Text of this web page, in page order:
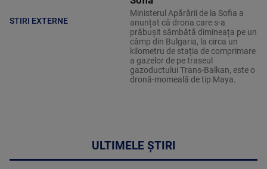
STIRI EXTERNE
Ministerul Apărării de la Sofia a
anunțat că drona care s-a
prăbușit sâmbătă dimineața pe un
câmp din Bulgaria, la circa un
kilometru de stația de comprimare
a gazelor de pe traseul
gazoductului Trans-Balkan, este o
dronă-momeală de tip Maya.
ULTIMELE ȘTIRI